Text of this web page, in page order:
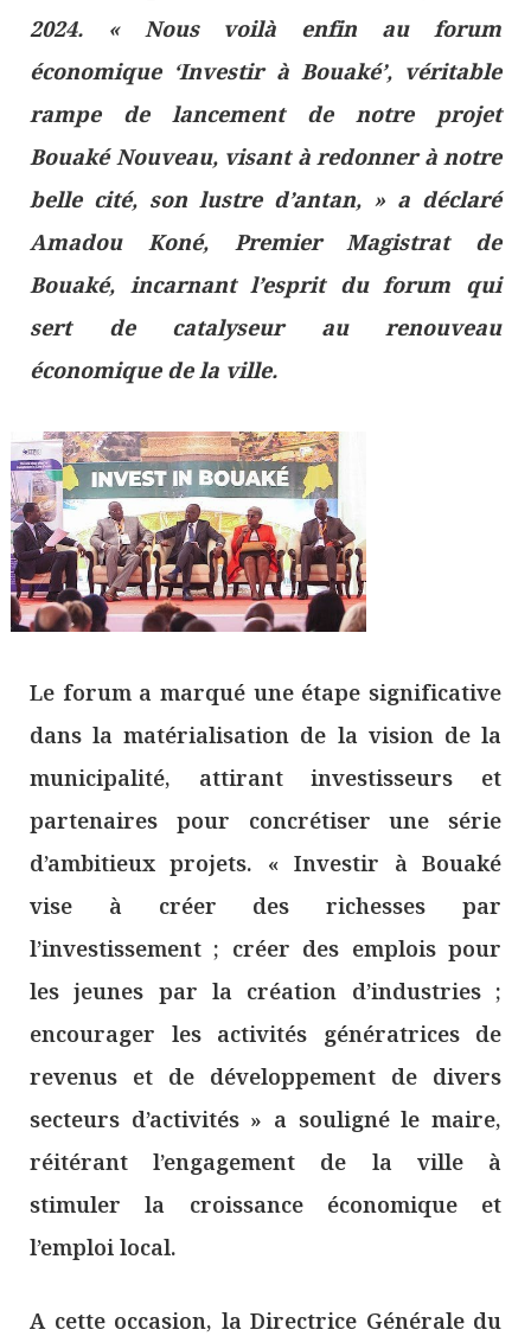
2024. « Nous voilà enfin au forum
économique ‘Investir à Bouaké’, véritable
rampe de lancement de notre projet
Bouaké Nouveau, visant à redonner à notre
belle cité, son lustre d’antan, » a déclaré
Amadou Koné, Premier Magistrat de
Bouaké, incarnant l’esprit du forum qui
sert de catalyseur au renouveau
économique de la ville.
Le forum a marqué une étape significative
dans la matérialisation de la vision de la
municipalité, attirant investisseurs et
partenaires pour concrétiser une série
d’ambitieux projets. « Investir à Bouaké
vise à créer des richesses par
l’investissement ; créer des emplois pour
les jeunes par la création d’industries ;
encourager les activités génératrices de
revenus et de développement de divers
secteurs d’activités » a souligné le maire,
réitérant l’engagement de la ville à
stimuler la croissance économique et
l’emploi local.
A cette occasion, la Directrice Générale du